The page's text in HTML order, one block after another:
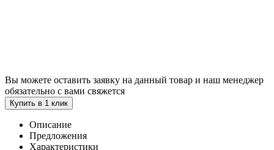
Вы можете оставить заявку на данный товар и наш менеджер
обязательно с вами свяжется
Купить в 1 клик
Описание
Предложения
Характеристики